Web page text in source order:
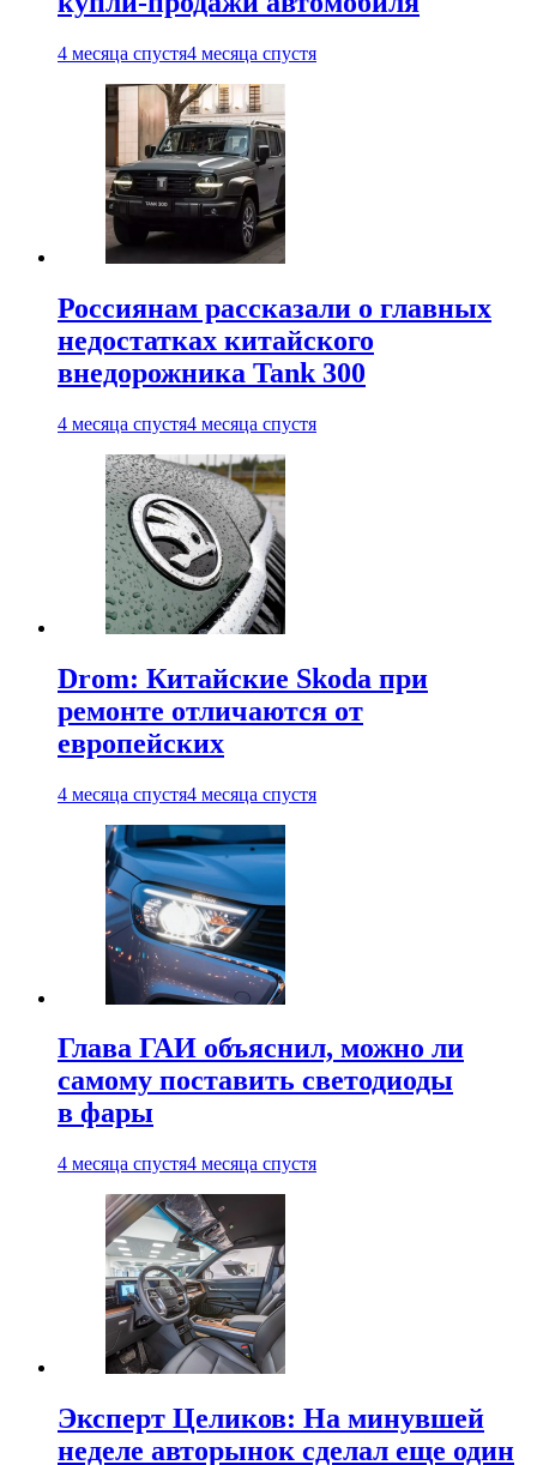
4 месяца спустя4 месяца спустя
Россиянам рассказали о главных
недостатках китайского
внедорожника Tank 300
4 месяца спустя4 месяца спустя
Drom: Китайские Skoda при
ремонте отличаются от
европейских
4 месяца спустя4 месяца спустя
Глава ГАИ объяснил, можно ли
самому поставить светодиоды
в фары
4 месяца спустя4 месяца спустя
Эксперт Целиков: На минувшей
неделе авторынок сделал еще один